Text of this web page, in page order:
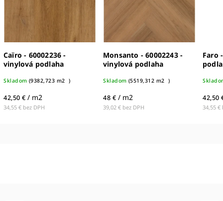
Monsanto - 60002243 -
vinylová podlaha
Skladom (5519,312 m2
39,02 € bez DPH
48 €/ m2
Faro - 60002237 - vinylová
podlaha
Skladom (7040,215 m2
34,55 € bez DPH
42,50 €